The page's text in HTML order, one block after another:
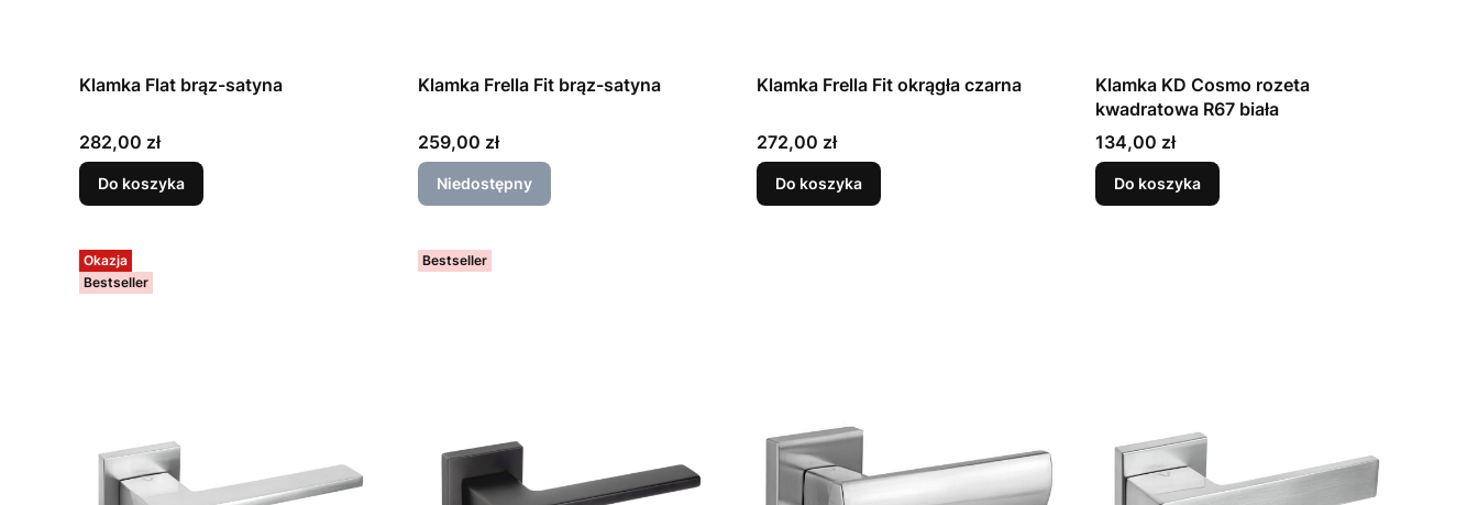
Klamka Flat brąz-satyna
Cena
282,00 zł
Do koszyka
Klamka Frella Fit brąz-satyna
Cena
259,00 zł
Niedostępny
Klamka Frella Fit okrągła czarna
Cena
272,00 zł
Do koszyka
Klamka KD Cosmo rozeta
kwadratowa R67 biała
Cena
134,00 zł
Do koszyka
Okazja
Bestseller
Bestseller